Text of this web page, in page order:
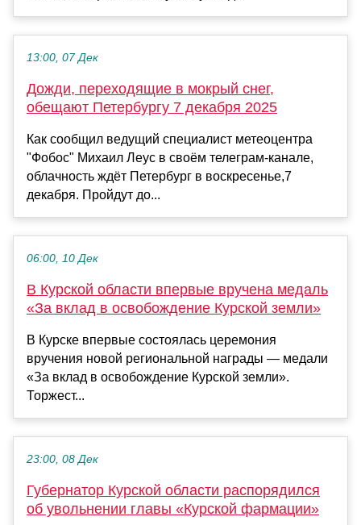
13:00, 07 Дек
Дожди, переходящие в мокрый снег,
обещают Петербургу 7 декабря 2025
Как сообщил ведущий специалист метеоцентра
"Фобос" Михаил Леус в своём телеграм-канале,
облачность ждёт Петербург в воскресенье,7
декабря. Пройдут до...
06:00, 10 Дек
В Курской области впервые вручена медаль
«За вклад в освобождение Курской земли»
В Курске впервые состоялась церемония
вручения новой региональной награды — медали
«За вклад в освобождение Курской земли».
Торжест...
23:00, 08 Дек
Губернатор Курской области распорядился
об увольнении главы «Курской фармации»